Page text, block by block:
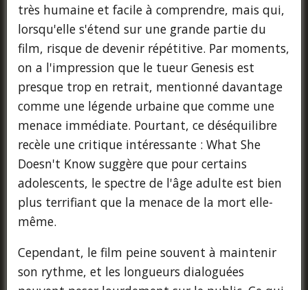
très humaine et facile à comprendre, mais qui,
lorsqu'elle s'étend sur une grande partie du
film, risque de devenir répétitive. Par moments,
on a l'impression que le tueur Genesis est
presque trop en retrait, mentionné davantage
comme une légende urbaine que comme une
menace immédiate. Pourtant, ce déséquilibre
recèle une critique intéressante : What She
Doesn't Know suggère que pour certains
adolescents, le spectre de l'âge adulte est bien
plus terrifiant que la menace de la mort elle-
même.
Cependant, le film peine souvent à maintenir
son rythme, et les longueurs dialoguées